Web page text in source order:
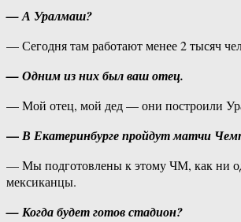
— А Уралмаш?
— Сегодня там работают менее 2 тысяч
— Одним из них был ваш отец.
— Мой отец, мой дед — они построили
—В Екатеринбурге пройдут матчи
— Мы подготовлены к этому ЧМ, как ни
мексиканцы.
— Когда будет готов стадион?